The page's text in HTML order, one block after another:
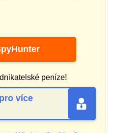
peníze!
více